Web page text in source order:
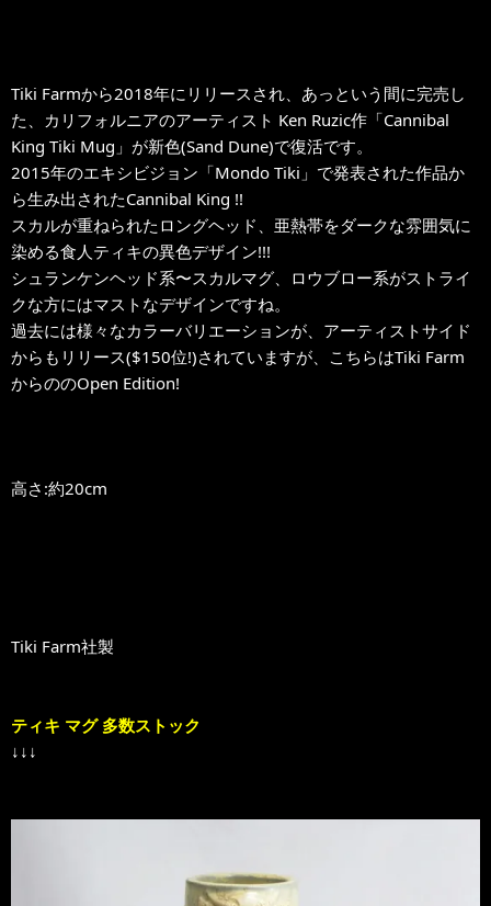
Tiki Farmから2018年にリリースされ、あっという間に完売し
た、カリフォルニアのアーティスト Ken Ruzic作「Cannibal
King Tiki Mug」が新色(Sand Dune)で復活です。
2015年のエキシビジョン「Mondo Tiki」で発表された作品か
ら生み出されたCannibal King !!
スカルが重ねられたロングヘッド、亜熱帯をダークな雰囲気に
染める食人ティキの異色デザイン!!!
シュランケンヘッド系〜スカルマグ、ロウブロー系がストライ
クな方にはマストなデザインですね。
過去には様々なカラーバリエーションが、アーティストサイド
からもリリース($150位!)されていますが、こちらはTiki Farm
からののOpen Edition!
高さ:約20cm
Tiki Farm社製
ティキ マグ 多数ストック
↓↓↓